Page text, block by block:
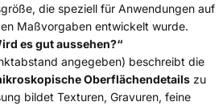
die speziell für Anwendungen auf
Maßvorgaben entwickelt wurde.
es gut aussehen?“
angegeben) beschreibt die
Oberflächendetails zu
bildet Texturen, Gravuren, feine